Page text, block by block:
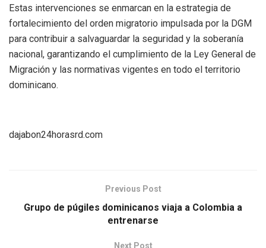
Estas intervenciones se enmarcan en la estrategia de
fortalecimiento del orden migratorio impulsada por la DGM
para contribuir a salvaguardar la seguridad y la soberanía
nacional, garantizando el cumplimiento de la Ley General de
Migración y las normativas vigentes en todo el territorio
dominicano.
dajabon24horasrd.com
Previous Post
Grupo de púgiles dominicanos viaja a Colombia a
entrenarse
Next Post